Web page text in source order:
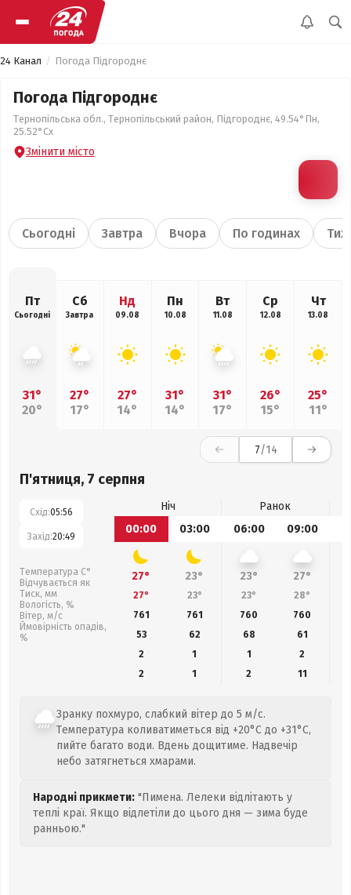
24 Канал Погода Підгороднє
Погода Підгороднє
Тернопільська обл., Тернопільський район, Підгороднє, 49.54°Пн,
25.52°Сх
Змінити місто
Сьогодні Завтра Вчора По годинах
Пт
Сьогодні
31°
20°
Сб
Завтра
27°
17°
Нд
09.08
27°
14°
Пн
10.08
31°
14°
Вт
11.08
31°
17°
Ср
12.08
26°
15°
Чт
13.08
25°
11°
7/14
П'ятниця, 7 серпня
Схід:05:56
Захід:20:49
Температура С°
Відчувається як
Тиск, мм
Вологість, %
Вітер, м/с
Ймовірність опадів,
%
Ніч
Ранок
00:00
03:00 06:00 09:00
27° 23° 23° 27°
27° 23° 23° 28°
761
761 760 760
53
62 68 61
2
1 1
2
2
1 2 11
Зранку похмуро, слабкий вітер до 5 м/с.
Температура коливатиметься від +20°C до +31°C,
пийте багато води. Вдень дощитиме. Надвечір
небо затягнеться хмарами.
Народні прикмети: "Пимена. Лелеки відлітають у
теплі краї. Якщо відлетіли до цього дня — зима буде
ранньою."